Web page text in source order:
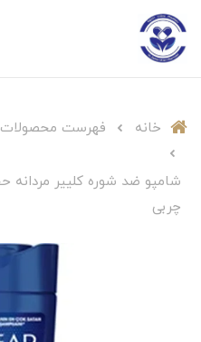
خانه فهرست محصولات
چربی